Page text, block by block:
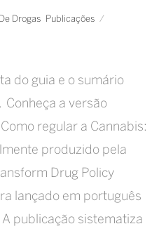
Drogas Publicações /
do guia e o sumário
Conheça a versão
regular a Cannabis:
produzido pela
Drug Policy
lançado em português
publicação sistematiza